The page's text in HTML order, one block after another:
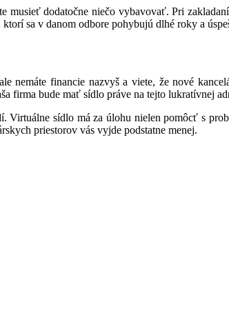
musieť dodatočne niečo vybavovať. Pri
sa v danom odbore pohybujú dlhé roky a
financie nazvyš a viete, že nové
firma bude mať sídlo práve na tejto lukratívnej
Virtuálne sídlo má za úlohu nielen pomôcť s
priestorov vás vyjde podstatne menej.